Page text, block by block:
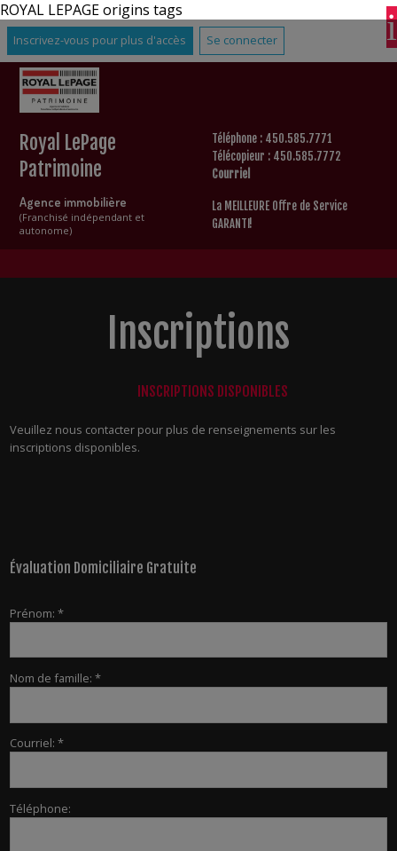
ROYAL LEPAGE origins tags
Inscrivez-vous pour plus d'accès Se connecter
Royal LePage
Patrimoine
Agence immobilière
(Franchisé indépendant et
autonome)
Téléphone : 450.585.7771
Télécopieur : 450.585.7772
Courriel
La MEILLEURE Offre de Service
GARANTI!
Inscriptions
INSCRIPTIONS DISPONIBLES
Veuillez nous contacter pour plus de renseignements sur les
inscriptions disponibles.
Évaluation Domiciliaire Gratuite
Prénom: *
Nom de famille: *
Courriel: *
Téléphone: